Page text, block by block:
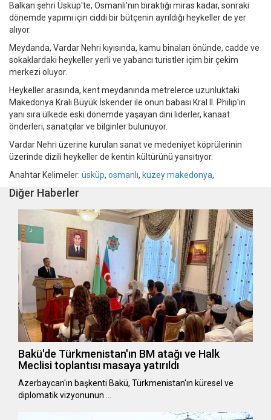
Balkan şehri Üsküp'te, Osmanlı'nın bıraktığı miras kadar, sonraki
dönemde yapımı için ciddi bir bütçenin ayrıldığı heykeller de yer
alıyor.
Meydanda, Vardar Nehri kıyısında, kamu binaları önünde, cadde ve
sokaklardaki heykeller yerli ve yabancı turistler içim bir çekim
merkezi oluyor.
Heykeller arasında, kent meydanında metrelerce uzunluktaki
Makedonya Kralı Büyük İskender ile onun babası Kral II. Philip'in
yanı sıra ülkede eski dönemde yaşayan dini liderler, kanaat
önderleri, sanatçılar ve bilginler bulunuyor.
Vardar Nehri üzerine kurulan sanat ve medeniyet köprülerinin
üzerinde dizili heykeller de kentin kültürünü yansıtıyor.
Anahtar Kelimeler: üsküp, osmanlı, kuzey makedonya,
Diğer Haberler
Bakü'de Türkmenistan'ın BM atağı ve Halk
Meclisi toplantısı masaya yatırıldı
Azerbaycan'ın başkenti Bakü, Türkmenistan'ın küresel ve
diplomatik vizyonunun …